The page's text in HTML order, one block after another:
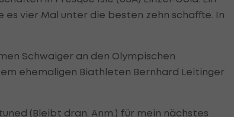
vier Mal unter die besten zehn schaffte. In
Schwaiger an den Olympischen
ehemaligen Biathleten Bernhard Leitinger
(Bleibt dran, Anm.) für mein nächstes